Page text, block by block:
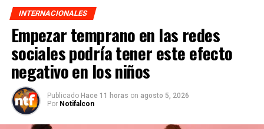
INTERNACIONALES
Empezar temprano en las redes
sociales podría tener este efecto
negativo en los niños
Publicado Hace 11 horas on agosto 5, 2026
Por Notifalcon